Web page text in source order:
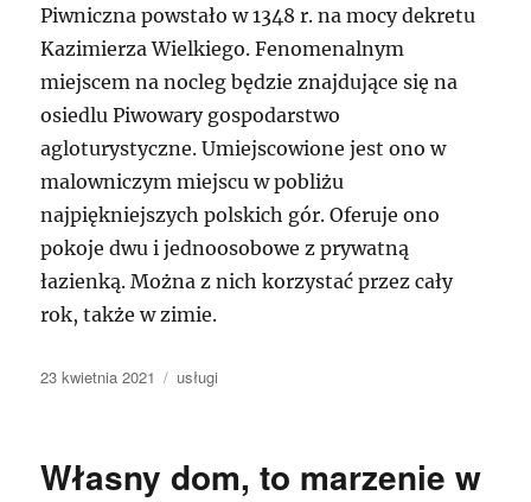
Piwniczna powstało w 1348 r. na mocy dekretu
Kazimierza Wielkiego. Fenomenalnym
miejscem na nocleg będzie znajdujące się na
osiedlu Piwowary gospodarstwo
agloturystyczne. Umiejscowione jest ono w
malowniczym miejscu w pobliżu
najpiękniejszych polskich gór. Oferuje ono
pokoje dwu i jednoosobowe z prywatną
łazienką. Można z nich korzystać przez cały
rok, także w zimie.
Data
23 kwietnia 2021 Kategorie
usługi
Własny dom, to marzenie w